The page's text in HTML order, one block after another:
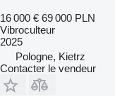
16 000 € 69 000 PLN
Vibroculteur
2025
Pologne, Kietrz
Contacter le vendeur